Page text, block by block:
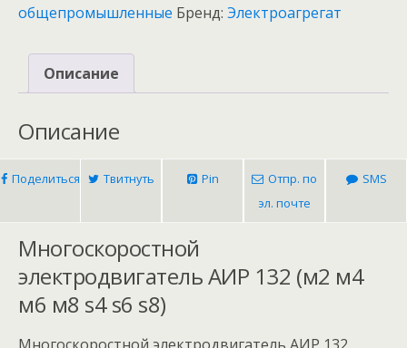
общепромышленные Бренд: Электроагрегат
Описание
Описание
Поделиться Твитнуть Pin
Отпр. по
эл. почте
SMS
Многоскоростной
электродвигатель АИР 132 (м2 м4
м6 м8 s4 s6 s8)